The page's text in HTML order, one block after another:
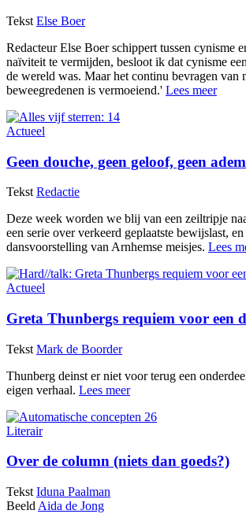
Tekst Else Boer
Redacteur Else Boer schippert tussen cynisme
naïviteit te vermijden, besloot ik dat cynisme
de wereld was. Maar het continu bevragen van
beweegredenen is vermoeiend.' Lees meer
Actueel
Geen douche, geen geloof, geen adem
Tekst Redactie
Deze week worden we blij van een zeiltripje
een serie over verkeerd geplaatste bewijslast, en
dansvoorstelling van Arnhemse meisjes. Lees
Actueel
Greta Thunbergs requiem voor een
Tekst Mark de Boorder
Thunberg deinst er niet voor terug een
eigen verhaal. Lees meer
Literair
Over de column (niets dan goeds?)
Tekst Iduna Paalman
Beeld Aida de Jong